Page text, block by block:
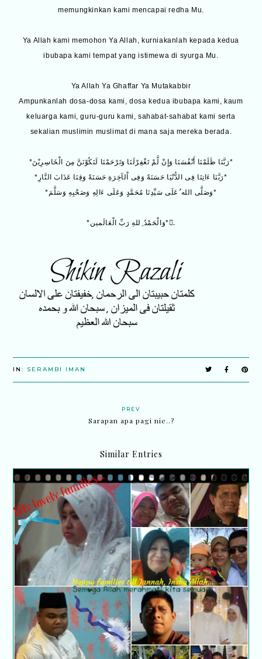
memungkinkan kami mencapai redha Mu.
Ya Allah kami memohon Ya Allah, kurniakanlah kepada kedua
ibubapa kami tempat yang istimewa di syurga Mu.
Ya Allah Ya Ghaffar Ya Mutakabbir
Ampunkanlah dosa-dosa kami, dosa kedua ibubapa kami, kaum
keluarga kami, guru-guru kami, sahabat-sahabat kami serta
sekalian muslimin muslimat di mana saja mereka berada.
*رَبَّنَا ظَلَمْنَا أَنْفُسَنَا وَإِنْ لَّمْ تَغْفِرْلَنَا وَتَرْحَمْنَا لَنَكُوْنَنَّ مِنَ الْخَاسِرِيْنَ*
*رَبَّنَا ءَاتِنَا فِى الدُّنْيَا حَسَنَةً وَفِى اْلآخِرَةِ حَسَنَةً وَقِنَا عَذَابَ النَّارِ*
*وَصَلَّى الله ُعَلَى سَيِّدِنَا مُحَمَّدٍ وَعَلَى ءَالِهِ وَصَحْبِهِ وَسَلَّمَ*
*وَالْحَمْدُ ِللهِ رَبِّ الْعَالَمين*.ِ
IN: SERAMBI IMAN
PREV
Sarapan apa pagi nie..?
Similar Entries
8 cara Islam ikat kasih sayang antara adik beradik